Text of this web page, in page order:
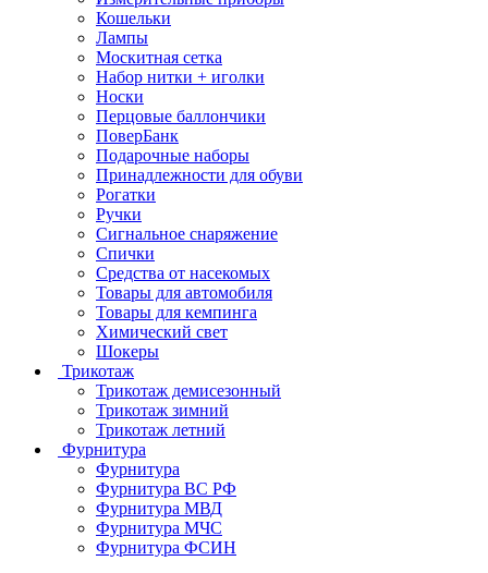
Кошельки
Лампы
Москитная сетка
Набор нитки + иголки
Носки
Перцовые баллончики
ПоверБанк
Подарочные наборы
Принадлежности для обуви
Рогатки
Ручки
Сигнальное снаряжение
Спички
Средства от насекомых
Товары для автомобиля
Товары для кемпинга
Химический свет
Шокеры
Трикотаж
Трикотаж демисезонный
Трикотаж зимний
Трикотаж летний
Фурнитура
Фурнитура
Фурнитура ВС РФ
Фурнитура МВД
Фурнитура МЧС
Фурнитура ФСИН